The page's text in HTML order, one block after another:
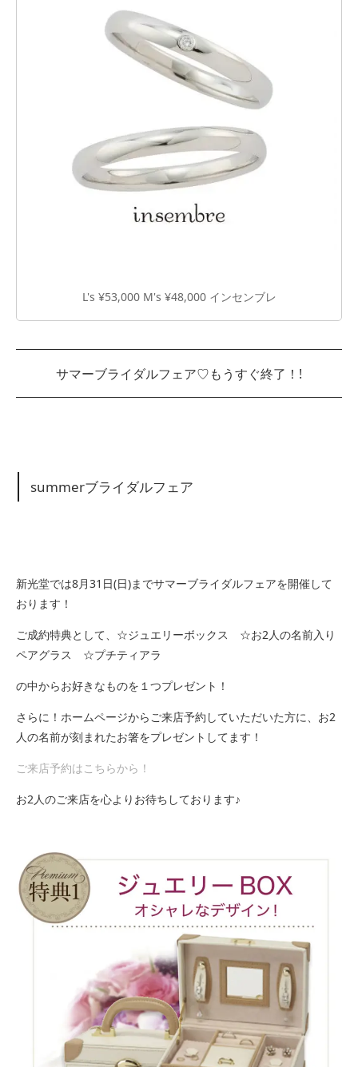
L's ¥53,000 M's ¥48,000 インセンブレ
サマーブライダルフェア♡もうすぐ終了！!
summerブライダルフェア
新光堂では8月31日(日)までサマーブライダルフェアを開催して
おります！
ご成約特典として、☆ジュエリーボックス ☆お2人の名前入り
ペアグラス ☆プチティアラ
の中からお好きなものを１つプレゼント！
さらに！ホームページからご来店予約していただいた方に、お2
人の名前が刻まれたお箸をプレゼントしてます！
ご来店予約はこちらから！
お2人のご来店を心よりお待ちしております♪